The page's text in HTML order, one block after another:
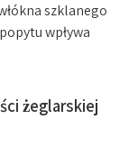
szklanego
wpływa
żeglarskiej